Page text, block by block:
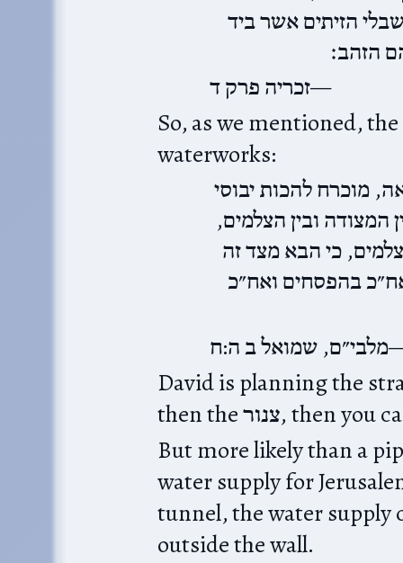
הזיתים אשר ביד
הזהב׃
זכריה פרק ד
So, as we mentioned,
waterworks:
מוכרח להכות יבוסי
ובין הצלמים,
כי הבא מצד זה
בהפסחים ואח״כ
מלבי״ם, שמואל ב ה:ח
David is planning the
But more likely than a
water supply for
tunnel, the water
outside the wall.